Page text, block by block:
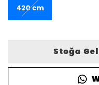
420 cm
Stoğa